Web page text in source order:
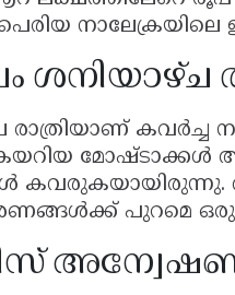
ശനിയാഴ്ച
രാത്രിയാണ് കവർച്ച
മോഷ്ടാക്കൾ
കവരുകയായിരുന്നു.
പുറമെ ഒരു